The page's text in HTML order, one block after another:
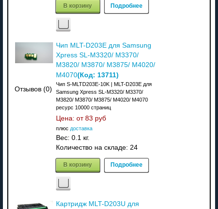
В корзину Подробнее
Отзывов (0)
Чип MLT-D203E для Samsung
Xpress SL-M3320/ M3370/
M3820/ M3870/ M3875/ M4020/
M4070(Код: 13711)
Чип S-MLTD203E-10K | MLT-D203E для
Samsung Xpress SL-M3320/ M3370/
M3820/ M3870/ M3875/ M4020/ M4070
ресурс 10000 страниц
Цена: от 83 руб
плюс доставка
Вес: 0.1 кг.
Количество на складе: 24
В корзину Подробнее
Картридж MLT-D203U для